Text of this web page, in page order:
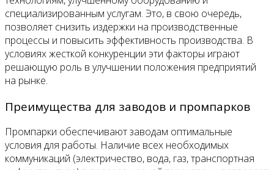
специализированным услугам. Это, в свою очередь,
позволяет снизить издержки на производственные
процессы и повысить эффективность производства. В
условиях жесткой конкуренции эти факторы играют
решающую роль в улучшении положения предприятий
на рынке.
Преимущества для заводов и промпарков
Промпарки обеспечивают заводам оптимальные
условия для работы. Наличие всех необходимых
коммуникаций (электричество, вода, газ, транспортная